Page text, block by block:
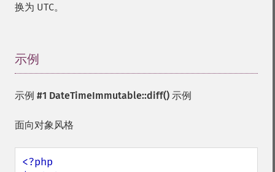
换为 UTC。
示例
示例 #1 DateTimeImmutable::diff() 示例
面向对象风格
<?php